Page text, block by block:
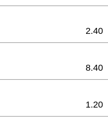
2.40
8.40
1.20